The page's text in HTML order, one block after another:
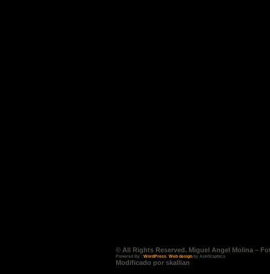
© All Rights Reserved. Miguel Angel Molina –
Powered By : WordPress. Web design by AskGraphics
Modificado por skallian